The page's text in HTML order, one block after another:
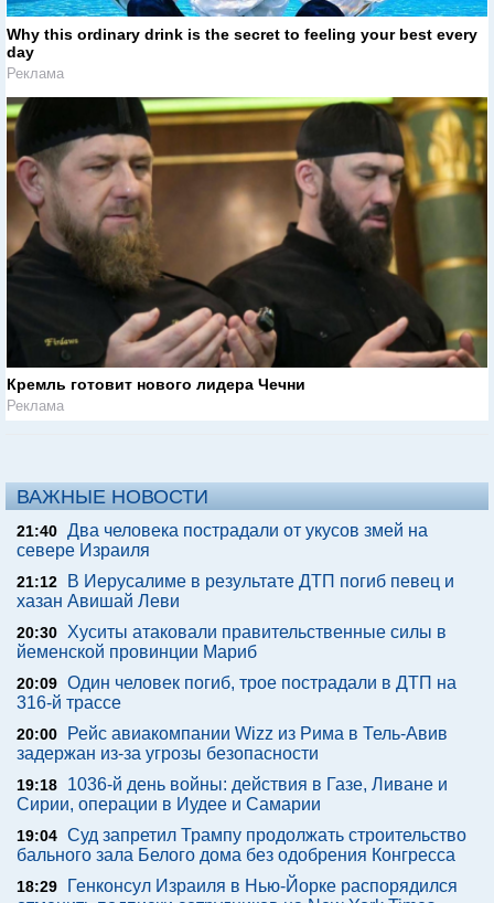
Why this ordinary drink is the secret to feeling your best every
day
Реклама
Кремль готовит нового лидера Чечни
Реклама
ВАЖНЫЕ НОВОСТИ
21:40 Два человека пострадали от укусов змей на
севере Израиля
21:12
В Иерусалиме в результате ДТП погиб певец и
хазан Авишай Леви
20:30 Хуситы атаковали правительственные силы в
йеменской провинции Мариб
20:09 Один человек погиб, трое пострадали в ДТП на
316-й трассе
20:00
Рейс авиакомпании Wizz из Рима в Тель-Авив
задержан из-за угрозы безопасности
19:18
1036-й день войны: действия в Газе, Ливане и
Сирии, операции в Иудее и Самарии
19:04 Суд запретил Трампу продолжать строительство
бального зала Белого дома без одобрения Конгресса
18:29
Генконсул Израиля в Нью-Йорке распорядился